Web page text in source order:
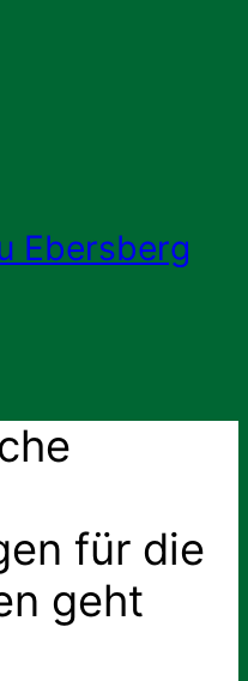
Ebersberg
für die
geht